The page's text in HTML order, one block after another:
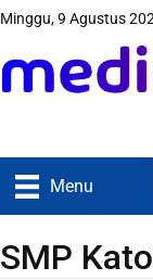
Minggu, 9 Agustus
Menu
SMP